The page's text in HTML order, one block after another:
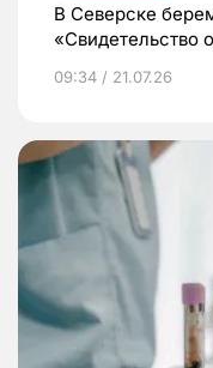
В Северске
«Свидетельство
09:34 / 21.07.26